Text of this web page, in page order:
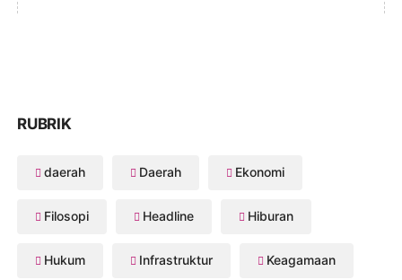
RUBRIK
daerah Daerah Ekonomi
Filosopi Headline Hiburan
Hukum Infrastruktur Keagamaan